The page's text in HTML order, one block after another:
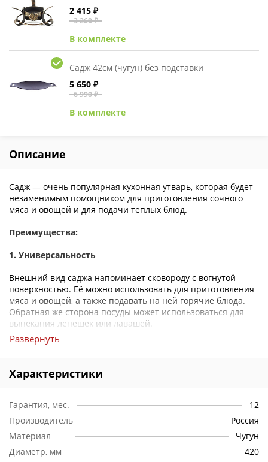
2 415 ₽
3 260 ₽
В комплекте
Садж 42см (чугун) без подставки
5 650 ₽
6 990 ₽
В комплекте
Описание
Садж — очень популярная кухонная утварь, которая будет
незаменимым помощником для приготовления сочного
мяса и овощей и для подачи теплых блюд.
Преимущества:
1. Универсальность
Внешний вид саджа напоминает сковороду с вогнутой
поверхностью. Её можно использовать для приготовления
мяса и овощей, а также подавать на ней горячие блюда.
Обратная же сторона посуды может использоваться для
выпекания лепешек или лавашей.
2. Уникальность конструкции
Необычная конструкция саджа способствует тому, что
пища на нем долго остается горячей.
3. Легкость
Данная модель изготовлена из стали. Благодаря этому
прочному материалу, садж отличается легкостью и
удобством применения.
Развернуть
Характеристики
Гарантия, мес.
12
Производитель
Россия
Материал
Чугун
Диаметр, мм
420